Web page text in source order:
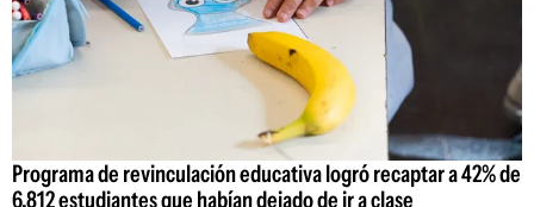
Programa de revinculación educativa logró recaptar a 42% de
6.812 estudiantes que habían dejado de ir a clase